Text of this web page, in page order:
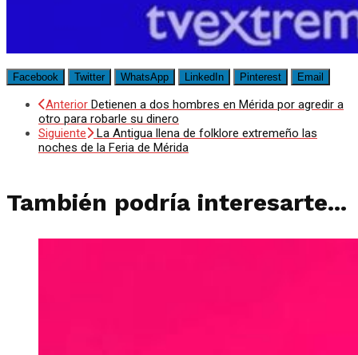
Facebook Twitter WhatsApp LinkedIn Pinterest Email
Anterior Detienen a dos hombres en Mérida por agredir a
otro para robarle su dinero
Siguiente
La Antigua llena de folklore extremeño las
noches de la Feria de Mérida
También podría interesarte...